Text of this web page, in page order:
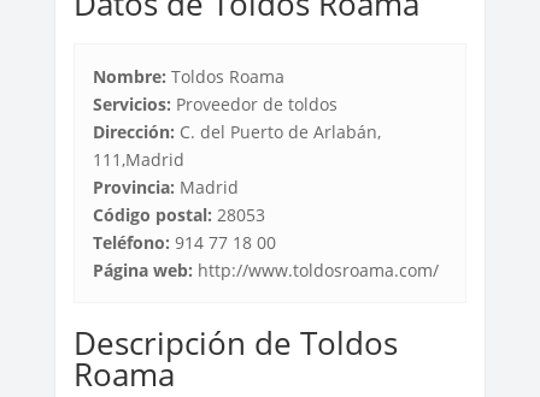
Nombre: Toldos Roama
Servicios: Proveedor de toldos
Dirección: C. del Puerto de Arlabán,
111,Madrid
Provincia: Madrid
Código postal: 28053
Teléfono: 914 77 18 00
Página web: http://www.toldosroama.com/
Descripción de Toldos
Roama